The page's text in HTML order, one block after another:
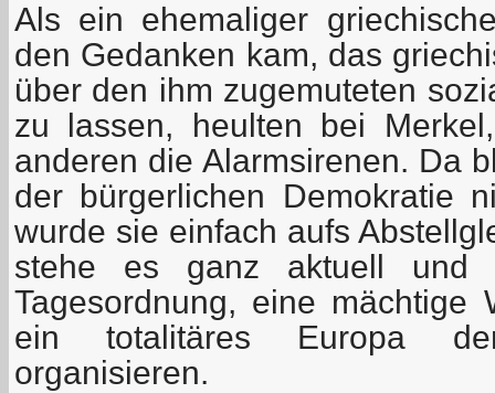
Als ein ehemaliger
den Gedanken kam, das
über den ihm zugemuteten
zu lassen, heulten bei
anderen die Alarmsirenen. Da
der bürgerlichen Demokratie
wurde sie einfach aufs
stehe es ganz aktuell und
Tagesordnung, eine mächtige
ein totalitäres Europa
organisieren.